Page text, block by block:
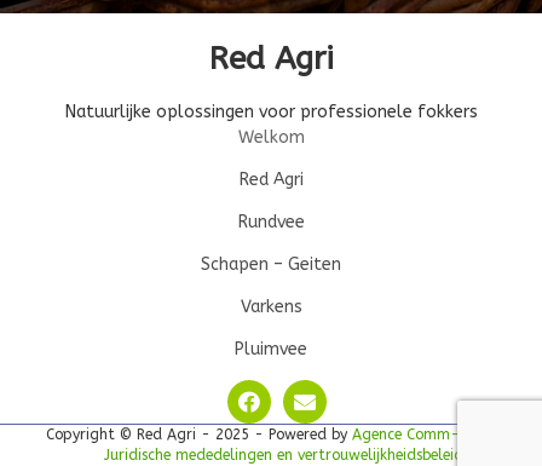
Red Agri
Natuurlijke oplossingen voor professionele fokkers
Welkom
Red Agri
Rundvee
Schapen – Geiten
Varkens
Pluimvee
Copyright © Red Agri - 2025 - Powered by Agence Comm-unique
Juridische mededelingen en vertrouwelijkheidsbeleid